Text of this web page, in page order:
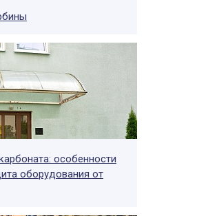
особенности
оборудования от